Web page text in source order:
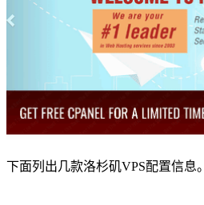
下面列出几款洛杉矶VPS配置信息。